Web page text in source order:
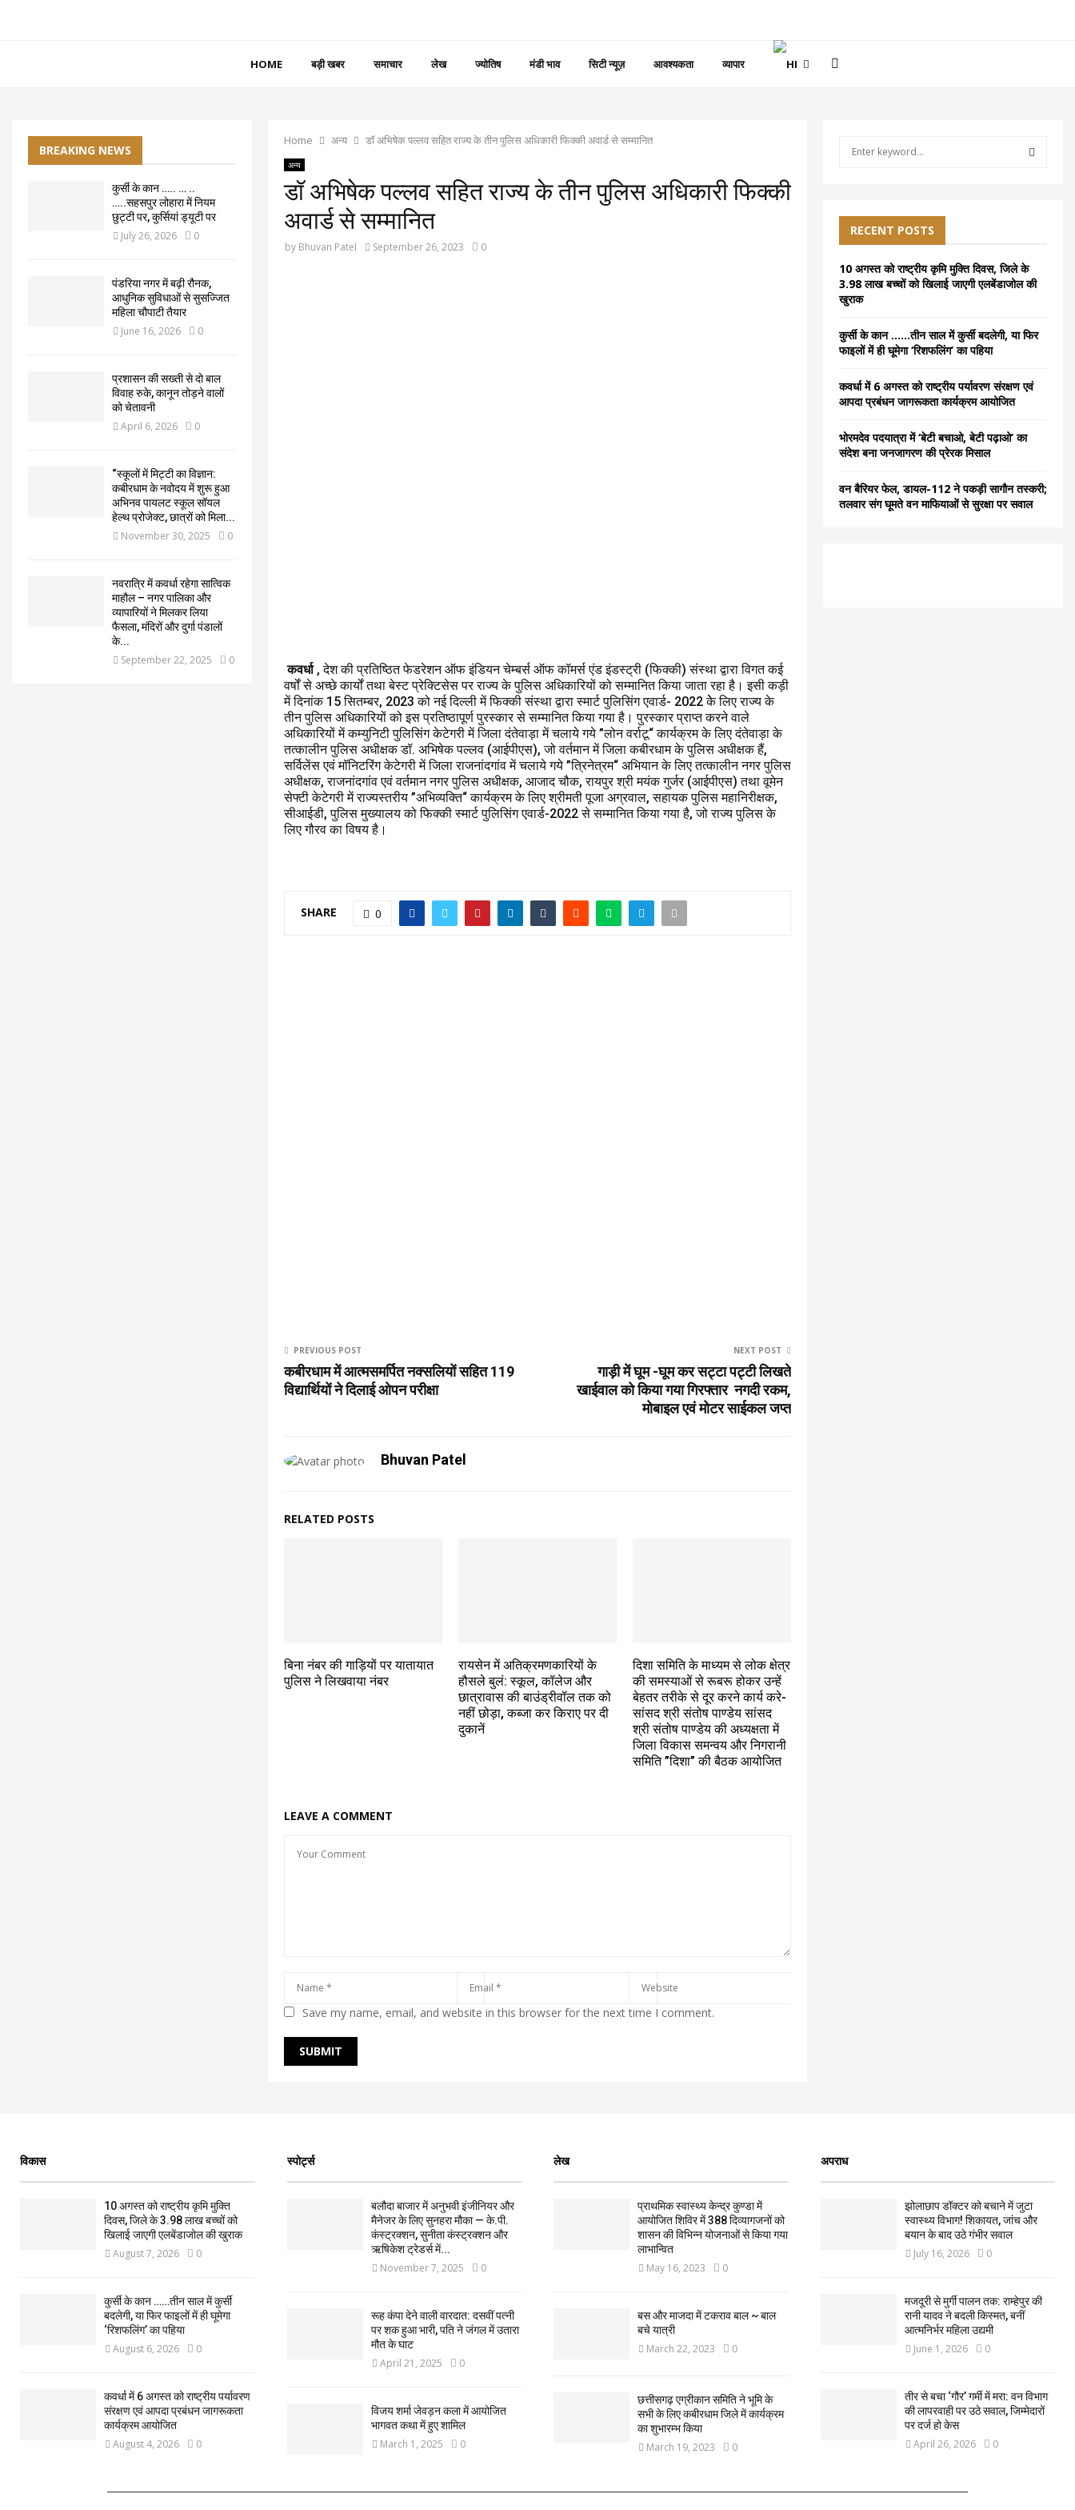
HOME बड़ी खबर समाचार लेख ज्योतिष मंडी भाव सिटी न्यूज़ आवश्यकता व्यापार
Home अन्य डॉ अभिषेक पल्लव सहित राज्य के तीन पुलिस अधिकारी फिक्की अवार्ड से सम्मानित
अन्य
डॉ अभिषेक पल्लव सहित राज्य के तीन पुलिस अधिकारी फिक्की
अवार्ड से सम्मानित
by Bhuvan Patel September 26, 2023 0
कवर्धा, देश की प्रतिष्ठित फेडरेशन ऑफ इंडियन चेम्बर्स ऑफ कॉमर्स एंड इंडस्ट्री (फिक्की) संस्था द्वारा विगत कई
वर्षों से अच्छे कार्यों तथा बेस्ट प्रेक्टिसेस पर राज्य के पुलिस अधिकारियों को सम्मानित किया जाता रहा है। इसी कड़ी
में दिनांक 15 सितम्बर, 2023 को नई दिल्ली में फिक्की संस्था द्वारा स्मार्ट पुलिसिंग एवार्ड- 2022 केे लिए राज्य के
तीन पुलिस अधिकारियों को इस प्रतिष्ठापूर्ण पुरस्कार से सम्मानित किया गया है। पुरस्कार प्राप्त करने वाले
अधिकारियों में कम्युनिटी पुलिसिंग केटेगरी में जिला दंतेवाड़ा में चलाये गये ”लोन वर्राटू“ कार्यक्रम के लिए दंतेवाड़ा के
तत्कालीन पुलिस अधीक्षक डॉ. अभिषेक पल्लव (आईपीएस), जो वर्तमान में जिला कबीरधाम के पुलिस अधीक्षक हैं,
सर्विलेंस एवं मॉनिटरिंग केटेगरी में जिला राजनांदगांव में चलाये गये ”त्रिनेत्रम“ अभियान के लिए तत्कालीन नगर पुलिस
अधीक्षक, राजनांदगांव एवं वर्तमान नगर पुलिस अधीक्षक, आजाद चौक, रायपुर श्री मयंक गुर्जर (आईपीएस) तथा वूमेन
सेफ्टी केटेगरी में राज्यस्तरीय ”अभिव्यक्ति“ कार्यक्रम के लिए श्रीमती पूजा अग्रवाल, सहायक पुलिस महानिरीक्षक,
सीआईडी, पुलिस मुख्यालय को फिक्की स्मार्ट पुलिसिंग एवार्ड-2022 से सम्मानित किया गया है, जो राज्य पुलिस के
लिए गौरव का विषय है।
SHARE 0
PREVIOUS POST
कबीरधाम में आत्मसमर्पित नक्सलियों सहित 119
विद्यार्थियों ने दिलाई ओपन परीक्षा
NEXT POST
गाड़ी में घूम -घूम कर सट्टा पट्टी लिखते
खाईवाल को किया गया गिरफ्तार नगदी रकम,
मोबाइल एवं मोटर साईकल जप्त
Bhuvan Patel
RELATED POSTS
बिना नंबर की गाड़ियों पर यातायात
पुलिस ने लिखवाया नंबर
रायसेन में अतिक्रमणकारियों के
हौसले बुलं: स्कूल, कॉलेज और
छात्रावास की बाउंड्रीवॉल तक को
नहीं छोड़ा, कब्जा कर किराए पर दी
दुकानें
दिशा समिति के माध्यम से लोक क्षेत्र
की समस्याओं से रूबरू होकर उन्हें
बेहतर तरीके से दूर करने कार्य करे-
सांसद श्री संतोष पाण्डेय सांसद
श्री संतोष पाण्डेय की अध्यक्षता में
जिला विकास समन्वय और निगरानी
समिति ”दिशा” की बैठक आयोजित
LEAVE A COMMENT
Save my name, email, and website in this browser for the next time I comment.
BREAKING NEWS
कुर्सी के कान ….. … ..
…..सहसपुर लोहारा में नियम
छुट्टी पर, कुर्सियां ड्यूटी पर
July 26, 2026 0
पंडरिया नगर में बढ़ी रौनक,
आधुनिक सुविधाओं से सुसज्जित
महिला चौपाटी तैयार
June 16, 2026 0
प्रशासन की सख्ती से दो बाल
विवाह रुके, कानून तोड़ने वालों
को चेतावनी
April 6, 2026 0
“स्कूलों में मिट्टी का विज्ञान:
कबीरधाम के नवोदय में शुरू हुआ
अभिनव पायलट स्कूल सॉयल
हेल्थ प्रोजेक्ट, छात्रों को मिला...
November 30, 2025 0
नवरात्रि में कवर्धा रहेगा सात्विक
माहौल – नगर पालिका और
व्यापारियों ने मिलकर लिया
फैसला, मंदिरों और दुर्गा पंडालों
के...
September 22, 2025 0
f
o
r
:
R
H
RECENT POSTS
10 अगस्त को राष्ट्रीय कृमि मुक्ति दिवस, जिले के
3.98 लाख बच्चों को खिलाई जाएगी एलबेंडाजोल की
खुराक
कुर्सी के कान ……तीन साल में कुर्सी बदलेगी, या फिर
फाइलों में ही घूमेगा ‘रिशफलिंग’ का पहिया
कवर्धा में 6 अगस्त को राष्ट्रीय पर्यावरण संरक्षण एवं
आपदा प्रबंधन जागरूकता कार्यक्रम आयोजित
भोरमदेव पदयात्रा में ‘बेटी बचाओ, बेटी पढ़ाओ’ का
संदेश बना जनजागरण की प्रेरक मिसाल
वन बैरियर फेल, डायल-112 ने पकड़ी सागौन तस्करी;
तलवार संग घूमते वन माफियाओं से सुरक्षा पर सवाल
विकास
10 अगस्त को राष्ट्रीय कृमि मुक्ति
दिवस, जिले के 3.98 लाख बच्चों को
खिलाई जाएगी एलबेंडाजोल की खुराक
August 7, 2026 0
कुर्सी के कान ……तीन साल में कुर्सी
बदलेगी, या फिर फाइलों में ही घूमेगा
‘रिशफलिंग’ का पहिया
August 6, 2026 0
कवर्धा में 6 अगस्त को राष्ट्रीय पर्यावरण
संरक्षण एवं आपदा प्रबंधन जागरूकता
कार्यक्रम आयोजित
August 4, 2026 0
स्पोर्ट्स
बलौदा बाजार में अनुभवी इंजीनियर और
मैनेजर के लिए सुनहरा मौका — के.पी.
कंस्ट्रक्शन, सुनीता कंस्ट्रक्शन और
ऋषिकेश ट्रेडर्स में...
November 7, 2025 0
रूह कंपा देने वाली वारदात: दसवीं पत्नी
पर शक हुआ भारी, पति ने जंगल में उतारा
मौत के घाट
April 21, 2025 0
विजय शर्मा जेवड़न कला में आयोजित
भागवत कथा में हुए शामिल
March 1, 2025 0
लेख
प्राथमिक स्वास्थ्य केन्द्र कुण्डा में
आयोजित शिविर में 388 दिव्यागजनों को
शासन की विभिन्न योजनाओं से किया गया
लाभान्वित
May 16, 2023 0
बस और माजदा में टकराव बाल ~ बाल
बचे यात्री
March 22, 2023 0
छत्तीसगढ़ एग्रीकान समिति ने भूमि के
सभी के लिए कबीरधाम जिले में कार्यक्रम
का शुभारम्भ किया
March 19, 2023 0
अपराध
झोलाछाप डॉक्टर को बचाने में जुटा
स्वास्थ्य विभाग! शिकायत, जांच और
बयान के बाद उठे गंभीर सवाल
July 16, 2026 0
मजदूरी से मुर्गी पालन तक: राम्हेपुर की
रानी यादव ने बदली किस्मत, बनीं
आत्मनिर्भर महिला उद्यमी
June 1, 2026 0
तीर से बचा ‘गौर’ गर्मी में मरा: वन विभाग
की लापरवाही पर उठे सवाल, जिम्मेदारों
पर दर्ज हो केस
April 26, 2026 0